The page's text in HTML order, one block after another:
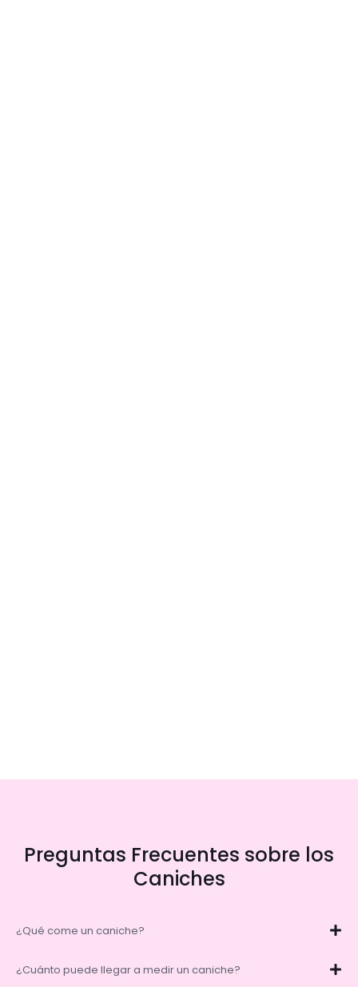
Preguntas Frecuentes sobre los
Caniches
¿Qué come un caniche?
¿Cuánto puede llegar a medir un caniche?